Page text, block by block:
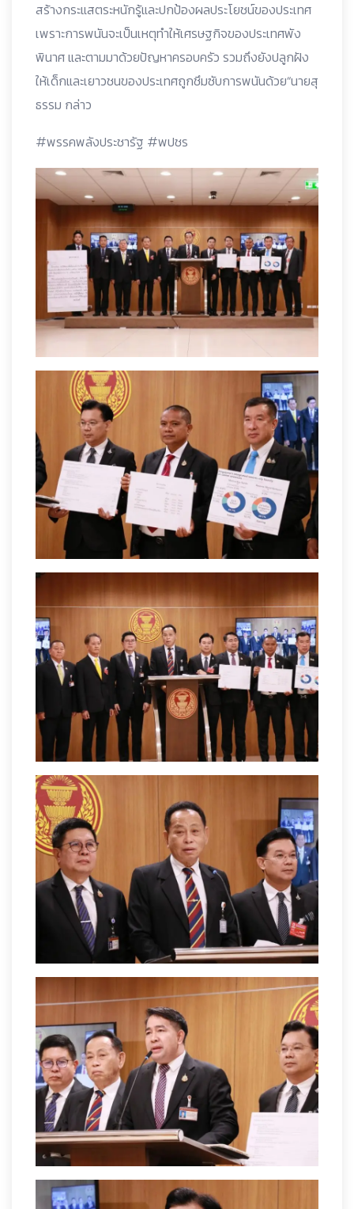
สร้างกระแสตระหนักรู้และปกป้องผลประโยชน์ของประเทศ
เพราะการพนันจะเป็นเหตุทำให้เศรษฐกิจของประเทศพัง
พินาศ และตามมาด้วยปัญหาครอบครัว รวมถึงยังปลูกฝัง
ให้เด็กและเยาวชนของประเทศถูกชึมซับการพนันด้วย“นายสุ
ธรรม กล่าว
#พรรคพลังประชารัฐ #พปชร